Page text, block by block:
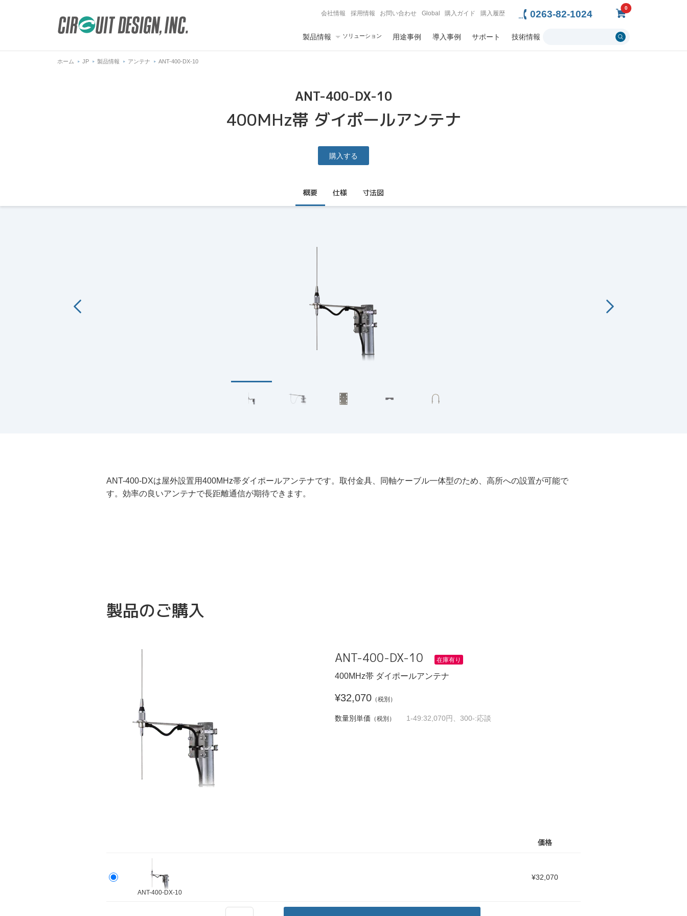
0
会社情報 採用情報 お問い合わせ Global 購入ガイド 購入履歴 0263-82-1024
製品情報 ソリューション 用途事例 導入事例 サポート 技術情報
ホーム JP 製品情報 アンテナ ANT-400-DX-10
ANT-400-DX-10
400MHz帯 ダイポールアンテナ
購入する
概要 仕様 寸法図
ANT-400-DXは屋外設置用400MHz帯ダイポールアンテナです。取付金具、同軸ケーブル一体型のため、高所への設置が可能で
す。効率の良いアンテナで長距離通信が期待できます。
製品のご購入
ANT-400-DX-10 在庫有り
400MHz帯 ダイポールアンテナ
¥32,070 （税別）
数量別単価 （税別） 1-49:32,070円、300-:応談
価格
ANT-400-DX-10
¥32,070